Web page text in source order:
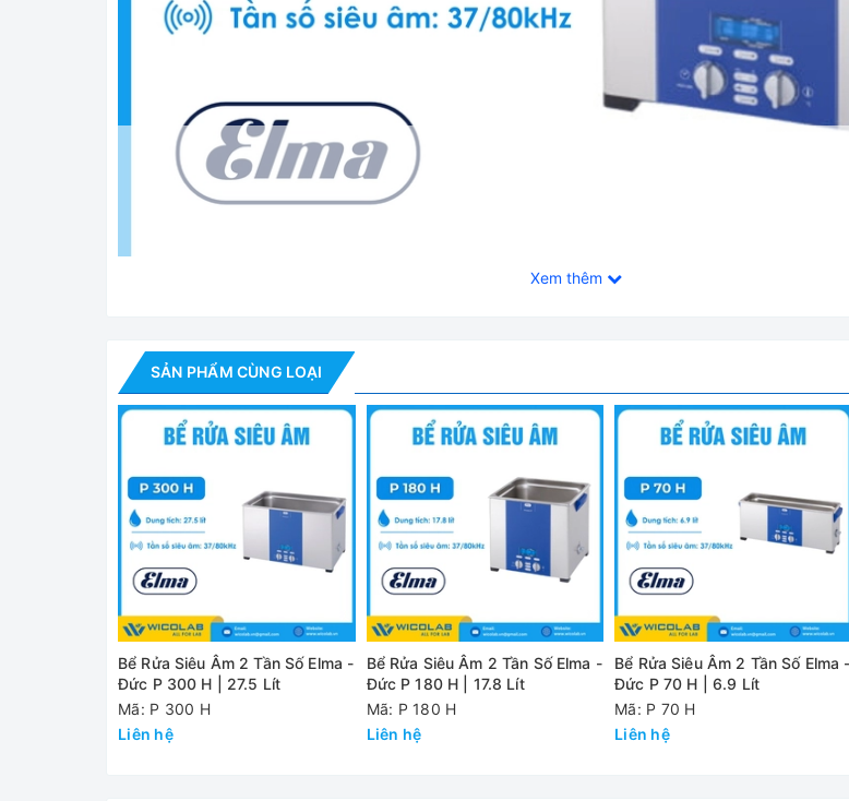
Bể Rửa Siêu Âm 2 Tần Số Elma - Đức P 120 H |
Giới thiệu:
✅ Tần số siêu âm chuyển đổi linh hoạt (37 kHz / 80 kHz):
+ 37 kHz : Lý tưởng cho việc loại bỏ các chất bẩn thô, hòa tan, phân tán mẫu và khử khí.
+ 80 kHz: Hoạt động êm ái, phù hợp với môi trường cần yên tĩnh
✅ 4 chế độ siêu âm chuyên biệt:
+ Sweep Mode: Phân bố đều trường sóng âm trong bể giúp đảm bảo sóng siêu âm lan tỏa liên
trên toàn bộ bề mặt của vật cần rửa
+ Pulse Mode
: Các xung siêu âm mạnh được phát ra trong thời gian ngắn, tạo nên lực tác động
Xem thêm
SẢN PHẨM CÙNG LOẠI
Bể Rửa Siêu Âm 2 Tần Số Elma -
Đức P 300 H | 27.5 Lít
Mã: P 300 H
Liên hệ
Bể Rửa Siêu Âm 2 Tần Số Elma -
Đức P 180 H | 17.8 Lít
Mã: P 180 H
Liên hệ
Bể Rửa Siêu Âm 2 Tần Số Elma -
Đức P 70 H | 6.9 Lít
Mã: P 70 H
Liên hệ